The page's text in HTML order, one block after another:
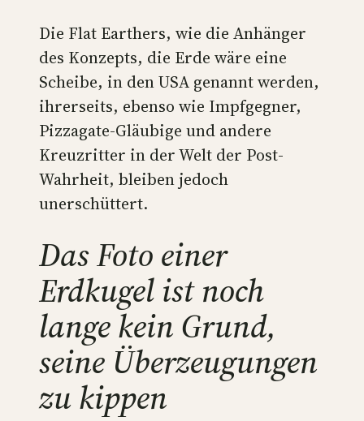
Die Flat Earthers, wie die Anhänger
des Konzepts, die Erde wäre eine
Scheibe, in den USA genannt werden,
ihrerseits, ebenso wie Impfgegner,
Pizzagate-Gläubige und andere
Kreuzritter in der Welt der Post-
Wahrheit, bleiben jedoch
unerschüttert.
Das Foto einer
Erdkugel ist noch
lange kein Grund,
seine Überzeugungen
zu kippen